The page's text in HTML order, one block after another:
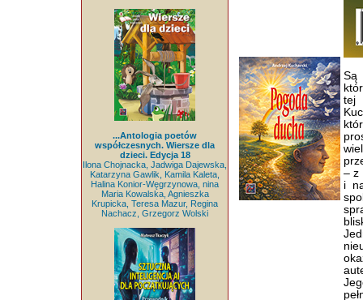
...Antologia poetów
współczesnych. Wiersze dla
dzieci. Edycja 18
Ilona Chojnacka, Jadwiga Dajewska,
Katarzyna Gawlik, Kamila Kaleta,
Halina Konior-Węgrzynowa, nina
Maria Kowalska, Agnieszka
Krupicka, Teresa Mazur, Regina
Nachacz, Grzegorz Wolski
Są
tej
– z
i